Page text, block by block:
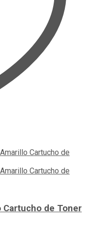
Cartucho de Toner